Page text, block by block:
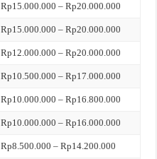
Rp15.000.000 – Rp20.000.000
Rp15.000.000 – Rp20.000.000
Rp12.000.000 – Rp20.000.000
Rp10.500.000 – Rp17.000.000
Rp10.000.000 – Rp16.800.000
Rp10.000.000 – Rp16.000.000
Rp8.500.000 – Rp14.200.000